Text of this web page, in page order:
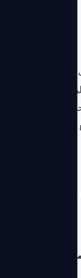
معروفة: فهي
لكي
لمعالجة تلك
ف...
والمعلمات